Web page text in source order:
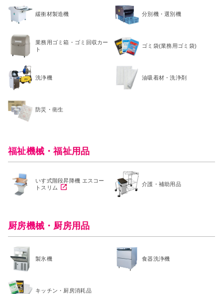
緩衝材製造機 分別機・選別機
業務用ゴミ箱・ゴミ回収カー
ト
ゴミ袋(業務用ゴミ袋)
洗浄機 油吸着材・洗浄剤
防災・衛生
福祉機械・福祉用品
いす式階段昇降機 エスコー
トスリム
介護・補助用品
厨房機械・厨房用品
製氷機 食器洗浄機
キッチン・厨房消耗品